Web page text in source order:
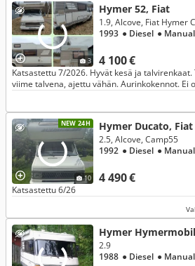
3
Hymer 52, Fiat
4 100 €
1.9, Alcove, Fiat Hymer
1993 ● Diesel ● Manual
Katsastettu 7/2026. Hyvät kesä ja
viime talvena, ajettu vähän. Aurinkokennot. Ei
NEW 24H
10
Hymer Ducato, Fiat
4 490 €
2.5, Alcove, Camp55
1992 ● Diesel ● Manual
Katsastettu 6/26
Hymer
2.9
1988 ● Diesel ● Manual